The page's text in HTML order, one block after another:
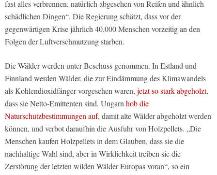
fast alles verbrennen, natürlich abgesehen von Reifen und ähnlich
schädlichen Dingen“. Die Regierung schätzt, dass vor der
gegenwärtigen Krise jährlich 40.000 Menschen vorzeitig an den
Folgen der Luftverschmutzung starben.
Die Wälder werden unter Beschuss genommen. In Estland und
Finnland werden Wälder, die zur Eindämmung des Klimawandels
als Kohlendioxidfänger vorgesehen waren, jetzt so stark abgeholzt,
dass sie Netto-Emittenten sind. Ungarn hob die
Naturschutzbestimmungen auf, damit alte Wälder abgeholzt werden
können, und verbot daraufhin die Ausfuhr von Holzpellets. „Die
Menschen kaufen Holzpellets in dem Glauben, dass sie die
nachhaltige Wahl sind, aber in Wirklichkeit treiben sie die
Zerstörung der letzten wilden Wälder Europas voran“, so ein